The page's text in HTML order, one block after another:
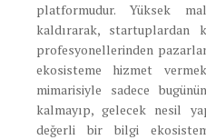
platformudur. Yüksek
kaldırarak, startuplardan
profesyonellerinden
ekosisteme hizmet
mimarisiyle sadece
kalmayıp, gelecek nesil
değerli bir bilgi